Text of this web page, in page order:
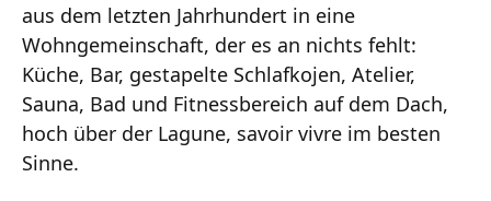
aus dem letzten Jahrhundert in eine
Wohngemeinschaft, der es an nichts fehlt:
Küche, Bar, gestapelte Schlafkojen, Atelier,
Sauna, Bad und Fitnessbereich auf dem Dach,
hoch über der Lagune, savoir vivre im besten
Sinne.